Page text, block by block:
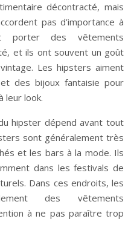
décontracté, mais
pas d’importance à
porter des vêtements
et ils ont souvent un goût
Les hipsters aiment
des bijoux fantaisie pour
leur look.
hipster dépend avant tout
sont généralement très
et les bars à la mode. Ils
dans les festivals de
Dans ces endroits, les
des vêtements
à ne pas paraître trop